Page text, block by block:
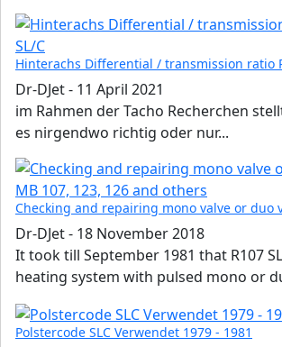
Hinterachs Differential / transmission ratio
Dr-DJet- 11 April 2021
im Rahmen der Tacho Recherchen
es nirgendwo richtig oder nur...
Checking and repairing mono valve or duo
Dr-DJet- 18 November 2018
It took till September 1981 that R107
heating system with pulsed mono or
Polstercode SLC Verwendet 1979 - 1981